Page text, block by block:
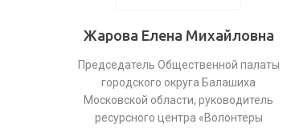
Жарова Елена Михайловна
Председатель Общественной палаты
городского округа Балашиха
Московской области, руководитель
ресурсного центра «Волонтеры